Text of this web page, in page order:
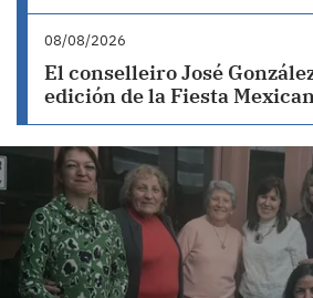
08/08/2026
El conselleiro José
edición de la Fiesta